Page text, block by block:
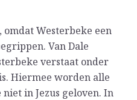
Westerbeke een
Van Dale
verstaat onder
Hiermee worden alle
in Jezus geloven. In